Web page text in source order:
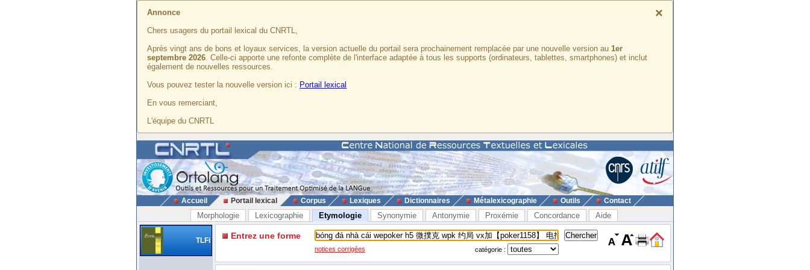
×
Annonce
Chers usagers du portail lexical du CNRTL,
Après vingt ans de bons et loyaux services, la version actuelle du portail sera prochainement remplacée par une nouvelle version au 1er
septembre 2026. Celle-ci apporte une refonte complète de l'interface adaptée à tous les supports (ordinateurs, tablettes, smartphones) et inclut
également de nouvelles ressources.
Vous pouvez tester la nouvelle version ici : Portail lexical
En vous remerciant,
L'équipe du CNRTL
Accueil Portail lexical Corpus Lexiques Dictionnaires Métalexicographie Outils Contact
Morphologie Lexicographie Etymologie Synonymie Antonymie Proxémie Concordance Aide
TLFi Entrez une forme
notices corrigées catégorie :